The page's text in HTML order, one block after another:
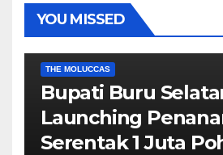
YOU MISSED
THE MOLUCCAS
Bupati Buru
Launching
Serentak 1 Juta